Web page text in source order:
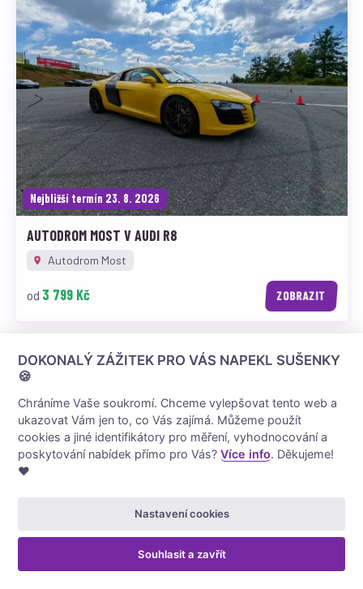
Nejbližší termín 23. 8. 2026
AUTODROM MOST V AUDI R8
Autodrom Most
od 3 799 Kč ZOBRAZIT
/5
Nejbližší termín 15. 8. 2026
DOKONALÝ ZÁŽITEK PRO VÁS NAPEKL SUŠENKY
🍪
Chráníme Vaše soukromí. Chceme vylepšovat tento web a
ukazovat Vám jen to, co Vás zajímá. Můžeme použít
cookies a jiné identifikátory pro měření, vyhodnocování a
poskytování nabídek přímo pro Vás?Více info. Děkujeme!
❤️
Nastavení cookies
Souhlasit a zavřít